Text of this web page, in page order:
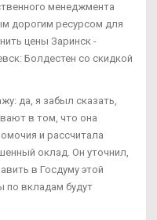
менеджмента
дорогим ресурсом для
цены Заринск -
Болдестен со скидкой
да, я забыл сказать,
в том, что она
и рассчитала
оклад. Он уточнил,
в Госдуму этой
по вкладам будут